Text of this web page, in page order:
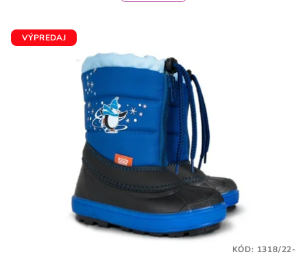
VÝPREDAJ
KÓD: 1318/22-